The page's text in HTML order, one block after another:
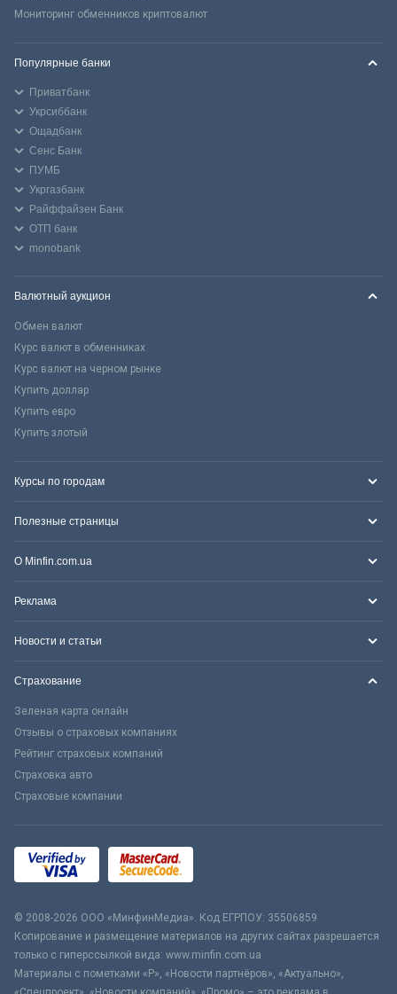
Мониторинг обменников криптовалют
Популярные банки
Приватбанк
Укрсиббанк
Ощадбанк
Сенс Банк
ПУМБ
Укргазбанк
Райффайзен Банк
ОТП банк
monobank
Валютный аукцион
Обмен валют
Курс валют в обменниках
Курс валют на черном рынке
Купить доллар
Купить евро
Купить злотый
Курсы по городам
Полезные страницы
О Minfin.com.ua
Реклама
Новости и статьи
Страхование
Зеленая карта онлайн
Отзывы о страховых компаниях
Рейтинг страховых компаний
Страховка авто
Страховые компании
© 2008-2026 ООО «МинфинМедиа». Код ЕГРПОУ: 35506859
Копирование и размещение материалов на других сайтах разрешается
только с гиперссылкой вида: www.minfin.com.ua
Материалы с пометками «Р», «Новости партнёров», «Актуально»,